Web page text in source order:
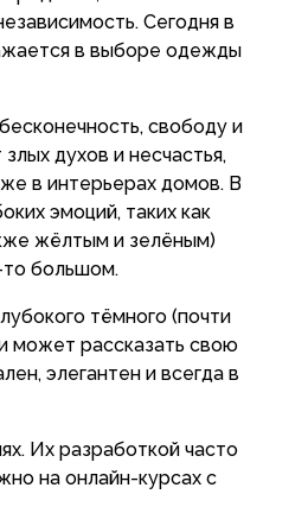
Сегодня в
в выборе одежды
свободу и
духов и несчастья,
в интерьерах домов. В
эмоций, таких как
жёлтым и зелёным)
большом.
тёмного (почти
может рассказать свою
элегантен и всегда в
Их разработкой часто
на онлайн-курсах с